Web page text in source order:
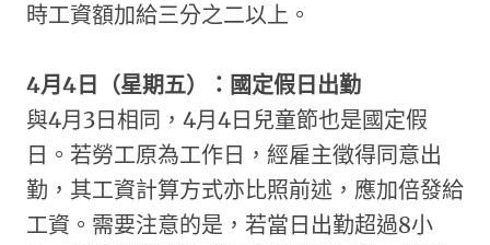
時工資額加給三分之二以上。
4月4日（星期五）：國定假日出勤
與4月3日相同，4月4日兒童節也是國定假
日。若勞工原為工作日，經雇主徵得同意出
勤，其工資計算方式亦比照前述，應加倍發給
工資。需要注意的是，若當日出勤超過8小